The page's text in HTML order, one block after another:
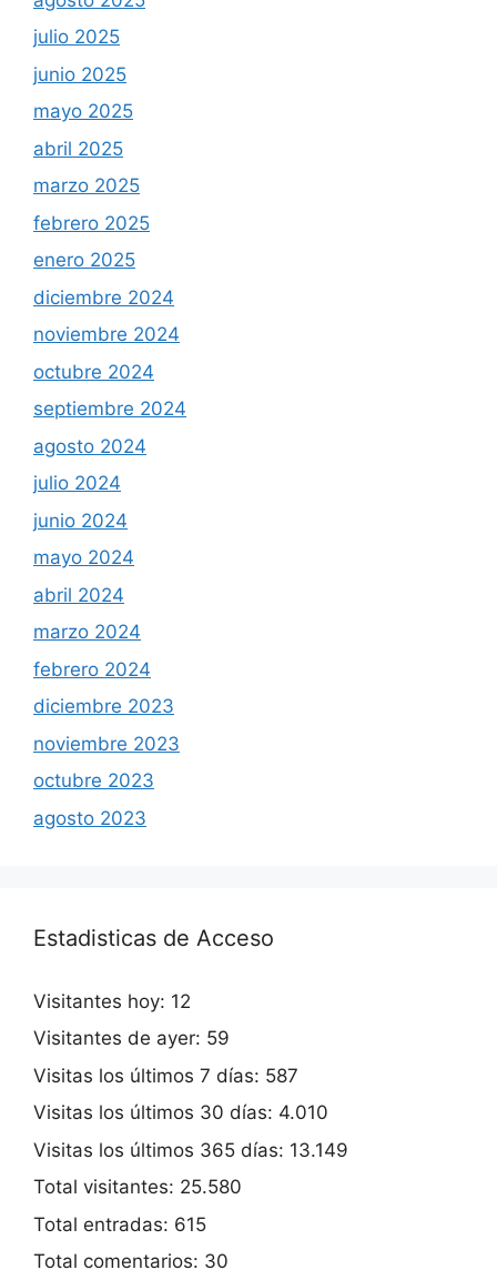
julio 2025
junio 2025
mayo 2025
abril 2025
marzo 2025
febrero 2025
enero 2025
diciembre 2024
noviembre 2024
octubre 2024
septiembre 2024
agosto 2024
julio 2024
junio 2024
mayo 2024
abril 2024
marzo 2024
febrero 2024
diciembre 2023
noviembre 2023
octubre 2023
agosto 2023
Estadisticas de Acceso
Visitantes hoy: 12
Visitantes de ayer: 59
Visitas los últimos 7 días: 587
Visitas los últimos 30 días: 4.010
Visitas los últimos 365 días: 13.149
Total visitantes: 25.580
Total entradas: 615
Total comentarios: 30